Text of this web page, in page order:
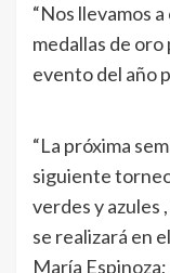
“Nos llevamos
medallas de
evento del año
“La próxima
siguiente
verdes y azules
se realizará en
María